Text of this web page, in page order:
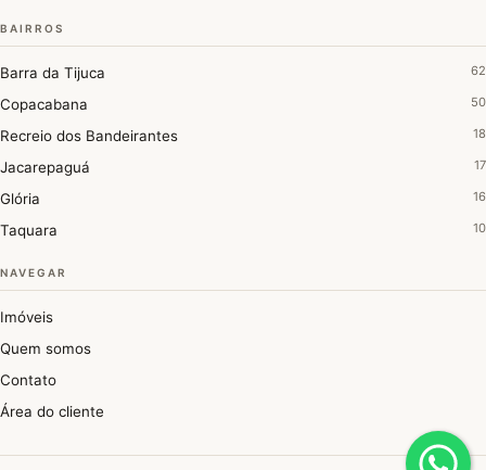
BAIRROS
Barra da Tijuca 62
Copacabana 50
Recreio dos Bandeirantes 18
Jacarepaguá 17
Glória 16
Taquara 10
NAVEGAR
Imóveis
Quem somos
Contato
Área do cliente